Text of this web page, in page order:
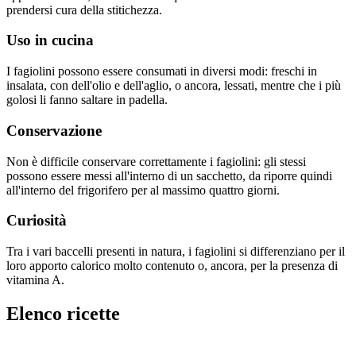
prendersi cura della stitichezza.
Uso in cucina
I fagiolini possono essere consumati in diversi modi: freschi in
insalata, con dell'olio e dell'aglio, o ancora, lessati, mentre che i più
golosi li fanno saltare in padella.
Conservazione
Non è difficile conservare correttamente i fagiolini: gli stessi
possono essere messi all'interno di un sacchetto, da riporre quindi
all'interno del frigorifero per al massimo quattro giorni.
Curiosità
Tra i vari baccelli presenti in natura, i fagiolini si differenziano per il
loro apporto calorico molto contenuto o, ancora, per la presenza di
vitamina A.
Elenco ricette